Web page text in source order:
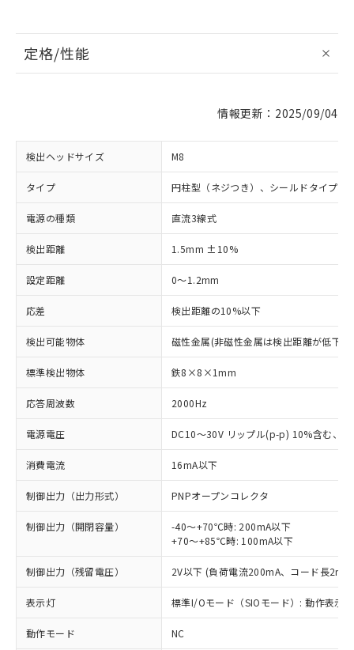
定格/性能
情報更新：2025/09/04
検出ヘッドサイズ M8
タイプ 円柱型（ネジつき）、シールドタイプ
電源の種類 直流3線式
検出距離 1.5mm ±10%
設定距離 0～1.2mm
応差 検出距離の10%以下
検出可能物体 磁性金属(非磁性金属は検出距離が低下し
標準検出物体 鉄8×8×1mm
応答周波数 2000Hz
電源電圧 DC10～30V リップル(p-p) 10%含む、
消費電流 16mA以下
制御出力（出力形式） PNPオープンコレクタ
制御出力（開閉容量）
-40～+70℃時: 200mA以下
+70～+85℃時: 100mA以下
制御出力（残留電圧） 2V以下 (負荷電流200mA、コード長2m
表示灯 標準I/Oモード（SIOモード）: 動作表示
動作モード NC